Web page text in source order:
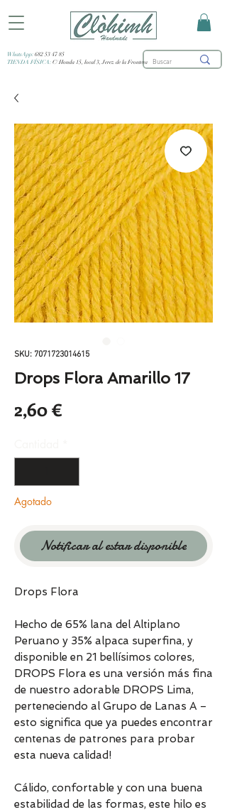
WhatsApp: 682 53 47 85
TIENDA FÍSICA: C/ Honda 15, local 3, Jerez de la Frontera
SKU: 7071723014615
Drops Flora Amarillo 17
2,60 €
Agotado
Notificar al estar disponible
Drops Flora
Hecho de 65% lana del Altiplano
Peruano y 35% alpaca superfina, y
disponible en 21 bellísimos colores,
DROPS Flora es una versión más fina
de nuestro adorable DROPS Lima,
perteneciendo al Grupo de Lanas A –
esto significa que ya puedes encontrar
centenas de patrones para probar
esta nueva calidad!
Cálido, confortable y con una buena
estabilidad de las formas, este hilo es